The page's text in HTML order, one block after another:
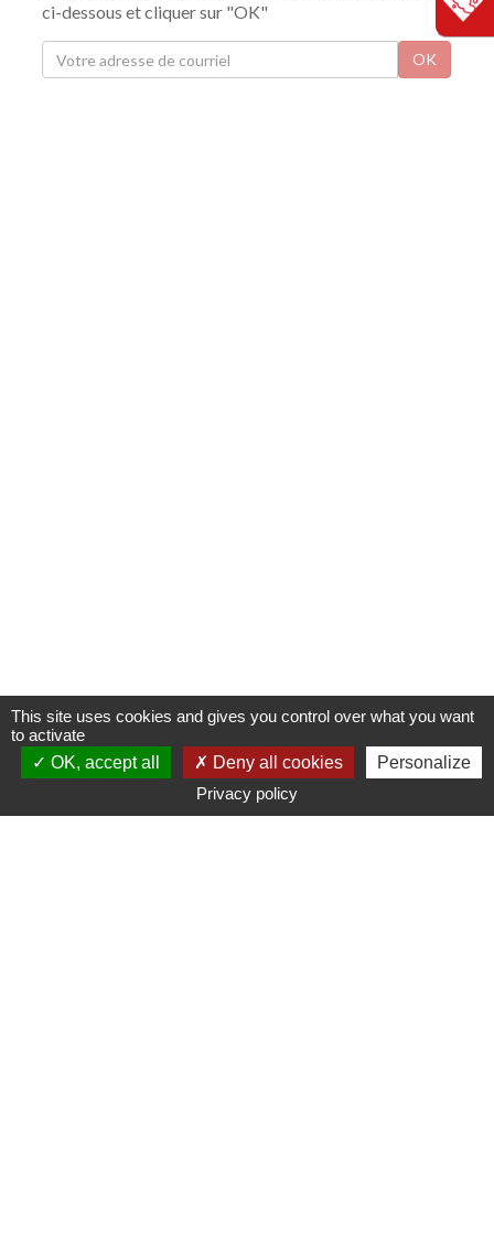
ci-dessous et cliquer sur "OK"
OK
This site uses cookies and gives you control over what you want
to activate
OK, accept all
Deny all cookies
Personalize
Privacy policy